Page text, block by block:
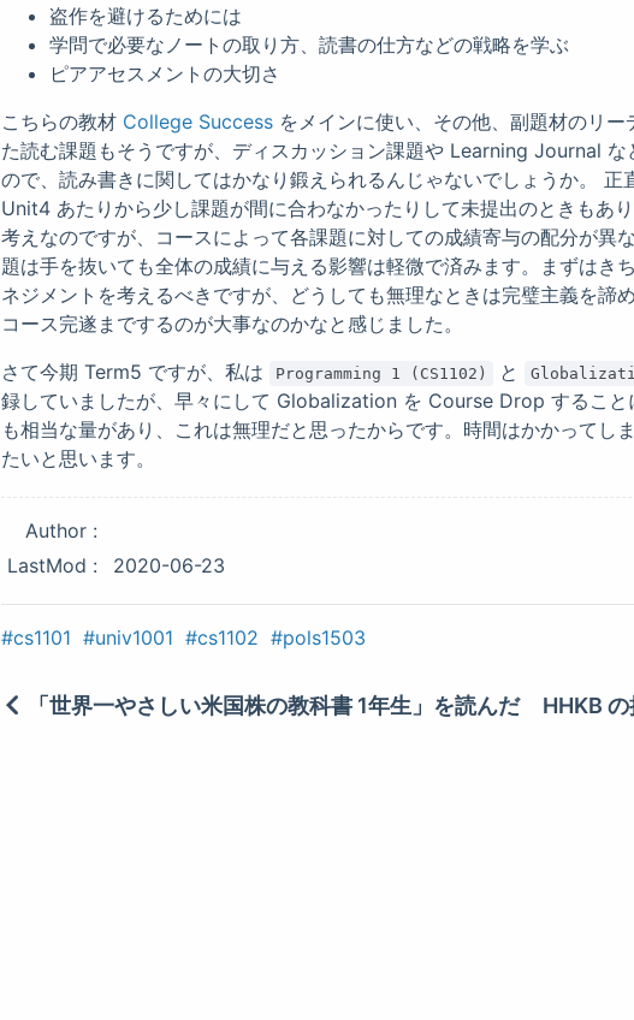
盗作を避けるためには
学問で必要なノートの取り方、読書の仕方などの戦略を学ぶ
ピアアセスメントの大切さ
こちらの教材 College Success をメインに使い、その他、副題材のリ
た読む課題もそうですが、ディスカッション課題や Learning Journal な
ので、読み書きに関してはかなり鍛えられるんじゃないでしょうか。 正
Unit4 あたりから少し課題が間に合わなかったりして未提出のときもあ
考えなのですが、コースによって各課題に対しての成績寄与の配分が異
題は手を抜いても全体の成績に与える影響は軽微で済みます。まずはき
ネジメントを考えるべきですが、どうしても無理なときは完璧主義を諦
コース完遂までするのが大事なのかなと感じました。
さて今期 Term5 ですが、私は
Programming 1 (CS1102) と
録していましたが、早々にして Globalization を Course Drop するこ
も相当な量があり、これは無理だと思ったからです。時間はかかってし
たいと思います。
Author
LastMod
2020-06-23
cs1101 univ1001 cs1102 pols1503
「世界一やさしい米国株の教科書 1年生」を読んだ HHKB